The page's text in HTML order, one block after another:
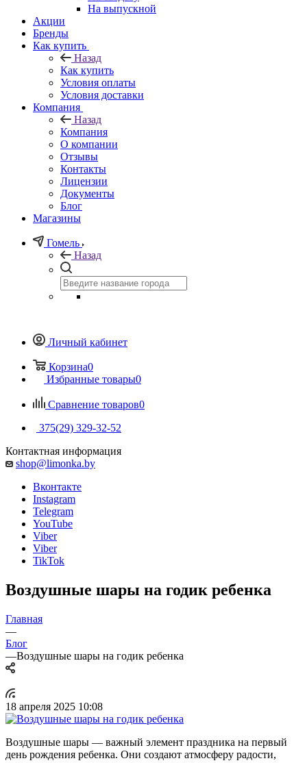
На выпускной
Акции
Бренды
Как купить
Назад
Как купить
Условия оплаты
Условия доставки
Компания
Назад
Компания
О компании
Отзывы
Контакты
Лицензии
Документы
Блог
Магазины
Гомель
Назад
Личный кабинет
Корзина0
Избранные товары0
Сравнение товаров0
375(29) 329-32-52
Контактная информация
shop@limonka.by
Вконтакте
Instagram
Telegram
YouTube
Viber
Viber
TikTok
Воздушные шары на годик ребенка
Главная
—
Блог
—Воздушные шары на годик ребенка
18 апреля 2025 10:08
Воздушные шары — важный элемент праздника на первый
день рождения ребенка. Они создают атмосферу радости,